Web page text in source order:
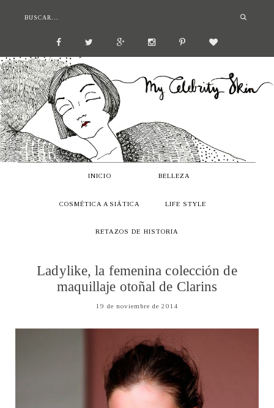
INICIO BELLEZA
COSMÉTICA ASIÁTICA LIFE STYLE
RETAZOS DE HISTORIA
Ladylike, la femenina colección de
maquillaje otoñal de Clarins
19 de noviembre de 2014